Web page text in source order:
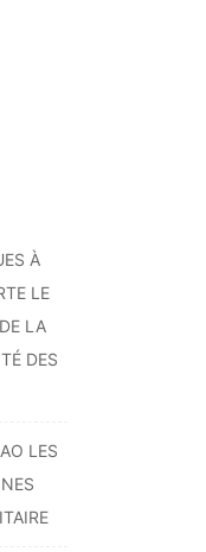
À
LE
LA
DES
LES